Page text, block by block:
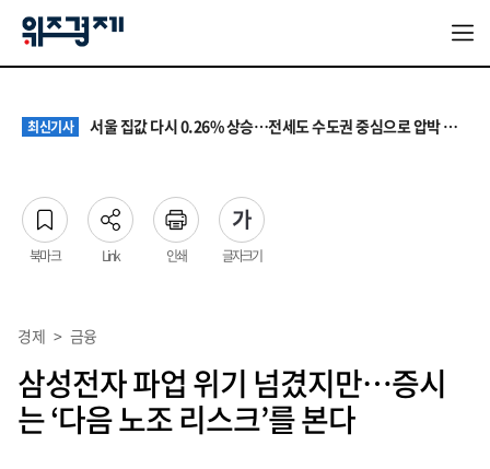
최신기사 서울 집값 다시 0.26% 상승…전세도 수도권 중심으로 압박 커져
최신기사 원·하청 교섭 갈등에 안전 지원 위축까지… 노란봉투법 불확실성 해법은
최신기사 청소년 혐오 표현, '처벌과 낙인'에서 '교양과 상식'으로
북마크 Link 인쇄 글자크기
경제 > 금융
삼성전자 파업 위기 넘겼지만…증시
는 ‘다음 노조 리스크’를 본다